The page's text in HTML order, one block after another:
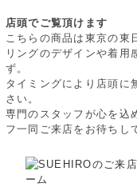
店頭でご覧頂けます
こちらの商品は東京の東
リングのデザインや着用
ず。
タイミングにより店頭に
さい。
専門のスタッフが心を込
フ一同ご来店をお待ちし